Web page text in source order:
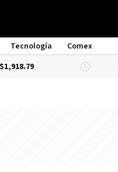
Tecnología
Comex
DÓLAR BNA